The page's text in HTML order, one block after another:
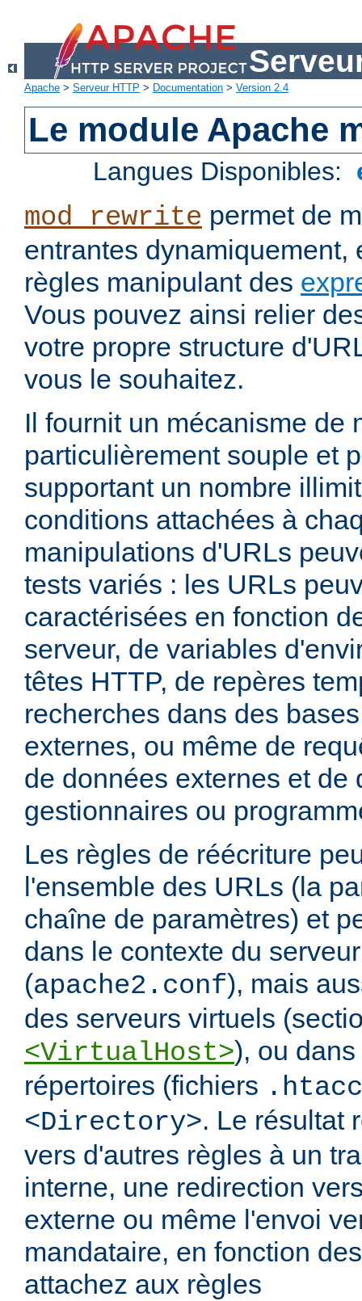
Apache > Serveur HTTP > Documentation > Version 2.4
Le module Apache
Langues Disponibles:
mod_rewrite permet de
entrantes dynamiquement,
règles manipulant des
Vous pouvez ainsi relier
votre propre structure
vous le souhaitez.
Il fournit un mécanisme de
particulièrement souple et
supportant un nombre
conditions attachées à
manipulations d'URLs
tests variés : les URLs
caractérisées en fonction
serveur, de variables
têtes HTTP, de repères
recherches dans des
externes, ou même de
de données externes et de
gestionnaires ou
Les règles de réécriture
l'ensemble des URLs (la
chaîne de paramètres) et
dans le contexte du
(apache2.conf), mais
des serveurs virtuels
<VirtualHost>), ou
répertoires (fichiers
<Directory>. Le résultat
vers d'autres règles à un
interne, une redirection
externe ou même l'envoi
mandataire, en fonction
attachez aux règles